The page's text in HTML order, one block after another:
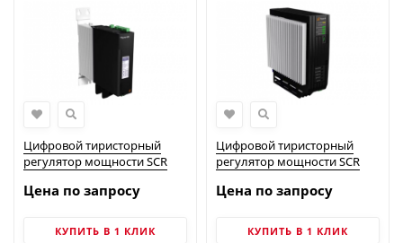
Цифровой тиристорный
регулятор мощности SCR
Energy
Цена по запросу
КУПИТЬ В 1 КЛИК
Цифровой тиристорный
регулятор мощности SCR
Energy
Цена по запросу
КУПИТЬ В 1 КЛИК